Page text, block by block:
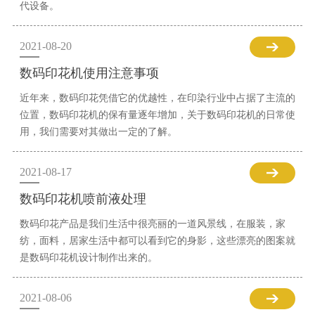
代设备。
2021-08-20
数码印花机使用注意事项
近年来，数码印花凭借它的优越性，在印染行业中占据了主流的
位置，数码印花机的保有量逐年增加，关于数码印花机的日常使
用，我们需要对其做出一定的了解。
2021-08-17
数码印花机喷前液处理
数码印花产品是我们生活中很亮丽的一道风景线，在服装，家
纺，面料，居家生活中都可以看到它的身影，这些漂亮的图案就
是数码印花机设计制作出来的。
2021-08-06